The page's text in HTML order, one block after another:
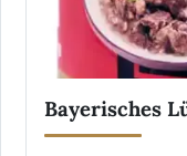
Bayerisches